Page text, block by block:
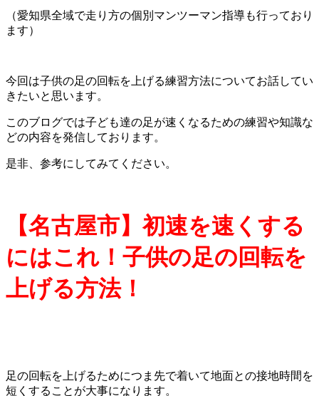
（愛知県全域で走り方の個別マンツーマン指導も行っており
ます）
今回は子供の足の回転を上げる練習方法についてお話してい
きたいと思います。
このブログでは子ども達の足が速くなるための練習や知識な
どの内容を発信しております。
是非、参考にしてみてください。
【名古屋市】初速を速くする
にはこれ！子供の足の回転を
上げる方法！
足の回転を上げるためにつま先で着いて地面との接地時間を
短くすることが大事になります。